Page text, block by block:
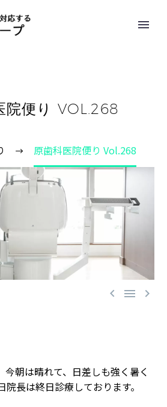
院便り VOL.268
原歯科医院便り Vol.268
  
今朝は晴れて、日差しも強く暑く
長は終日診療しております。